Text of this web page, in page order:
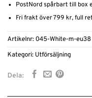
PostNord spårbart till box
Fri frakt över 799 kr, full
Artikelnr: 045-White-m-eu38
Kategori: Utförsäljning
Dela: